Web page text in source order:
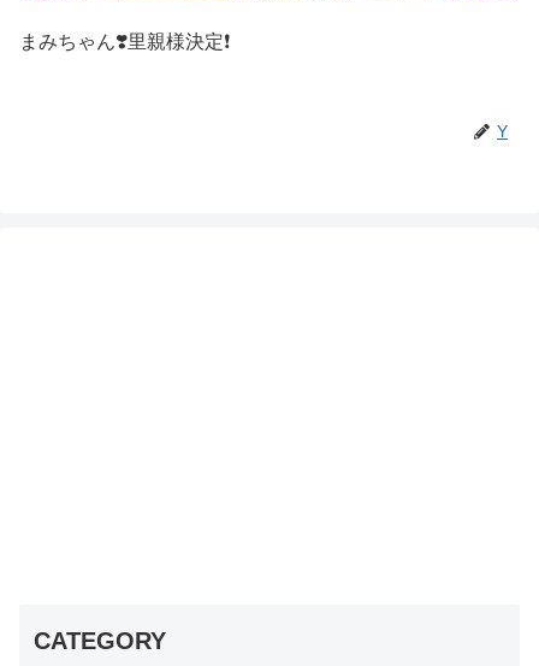
まみちゃん❣️里親様決定❗️
Y
CATEGORY